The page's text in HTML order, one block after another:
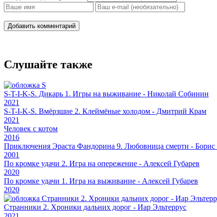
Добавить комментарий
Слушайте также
S-T-I-K-S. Дикарь 1. Игры на выживание - Николай Собинин
2021
S-T-I-K-S. Вмёрзшие 2. Клеймёные холодом - Дмитрий Крам
2021
Человек с котом
2016
Приключения Эраста Фандорина 9. Любовница смерти -
2001
По кромке удачи 2. Игра на опережение - Алексей Губарев
2020
По кромке удачи 1. Игра на выживание - Алексей Губарев
2020
Странники 2. Хроники дальних дорог - Иар Эльтеррус